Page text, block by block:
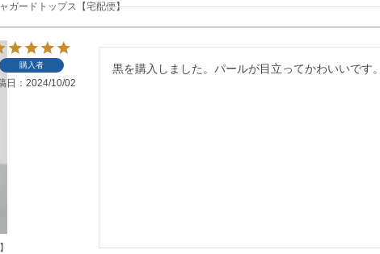
ガードトップス【宅配便】
購入者
日 2024/10/02
黒を購入しました。パールが目立ってかわいいです。